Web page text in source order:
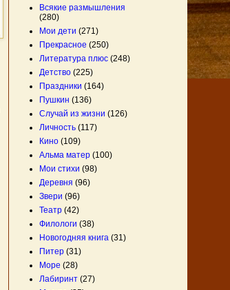
Всякие размышления
(280)
Мои дети (271)
Прекрасное (250)
Литература плюс (248)
Детство (225)
Праздники (164)
Пушкин (136)
Случай из жизни (126)
Личность (117)
Кино (109)
Альма матер (100)
Мои стихи (98)
Деревня (96)
Звери (96)
Театр (42)
Филологи (38)
Новогодняя книга (31)
Питер (31)
Море (28)
Лабиринт (27)